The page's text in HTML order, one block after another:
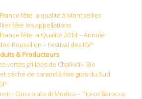
fête la qualité à Montpellier
fête les appellations
fête la Qualité 2014 – Annulé
Roussillon – Festival des IGP
& Producteurs
vertes grillées de Chalkidiki Bio
séché de canard à foie gras du Sud
: Cioccolato di Modica – Tipico Barocco